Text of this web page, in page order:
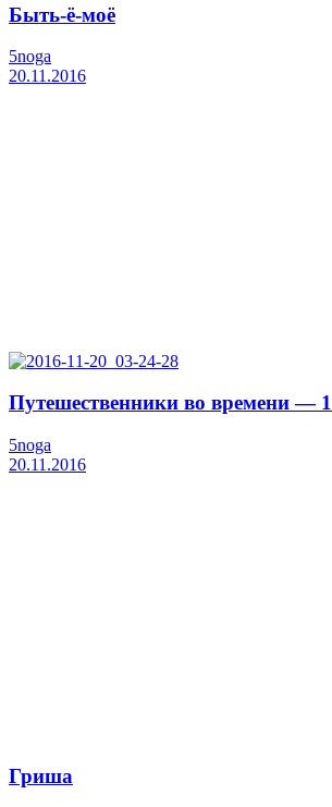
Быть-ё-моё
5noga
20.11.2016
Путешественники во времени — 1
5noga
20.11.2016
Гриша